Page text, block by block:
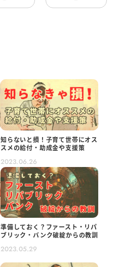
知らないと損！子育て世帯にオス
スメの給付・助成金や支援策
2023.06.26
準備しておく？ファースト・リパ
ブリック・バンク破綻からの教訓
2023.05.29